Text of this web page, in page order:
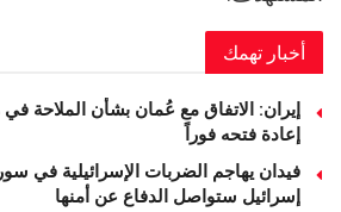
أخبار تهمك
إيران: الاتفاق مع عُمان بشأن الملاحة
إعادة فتحه فوراً
فيدان يهاجم الضربات الإسرائيلية في
إسرائيل ستواصل الدفاع عن أمنها